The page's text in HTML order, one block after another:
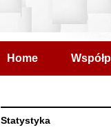
Home
Statystyka